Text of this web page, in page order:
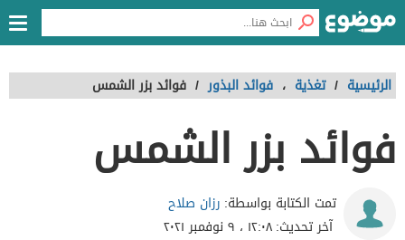
الرئيسية / تغذية ، فوائد البذور / فوائد بزر الشمس
فوائد بزر الشمس
تمت الكتابة بواسطة: رزان صلاح
آخر تحديث:١٢:٠٨ ، ٩ نوفمبر ٢٠٢١